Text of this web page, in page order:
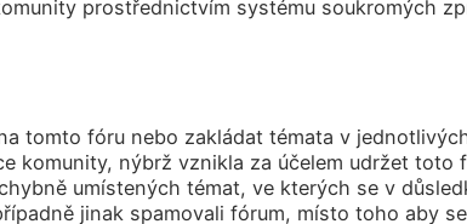
prostřednictvím systému soukromých
tomto fóru nebo zakládat témata v
komunity, nýbrž vznikla za účelem udržet
umístených témat, ve kterých se v
jinak spamovali fórum, místo toho aby